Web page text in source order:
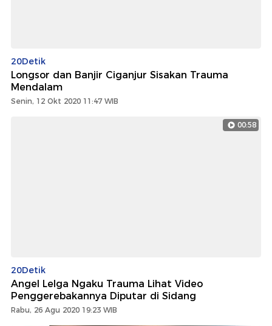
20Detik
Longsor dan Banjir Ciganjur Sisakan Trauma
Mendalam
Senin, 12 Okt 2020 11:47 WIB
00:58
20Detik
Angel Lelga Ngaku Trauma Lihat Video
Penggerebakannya Diputar di Sidang
Rabu, 26 Agu 2020 19:23 WIB